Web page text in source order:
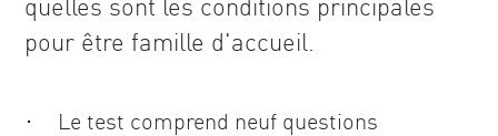
quelles sont les conditions principales
pour être famille d'accueil.
Le test comprend neuf questions